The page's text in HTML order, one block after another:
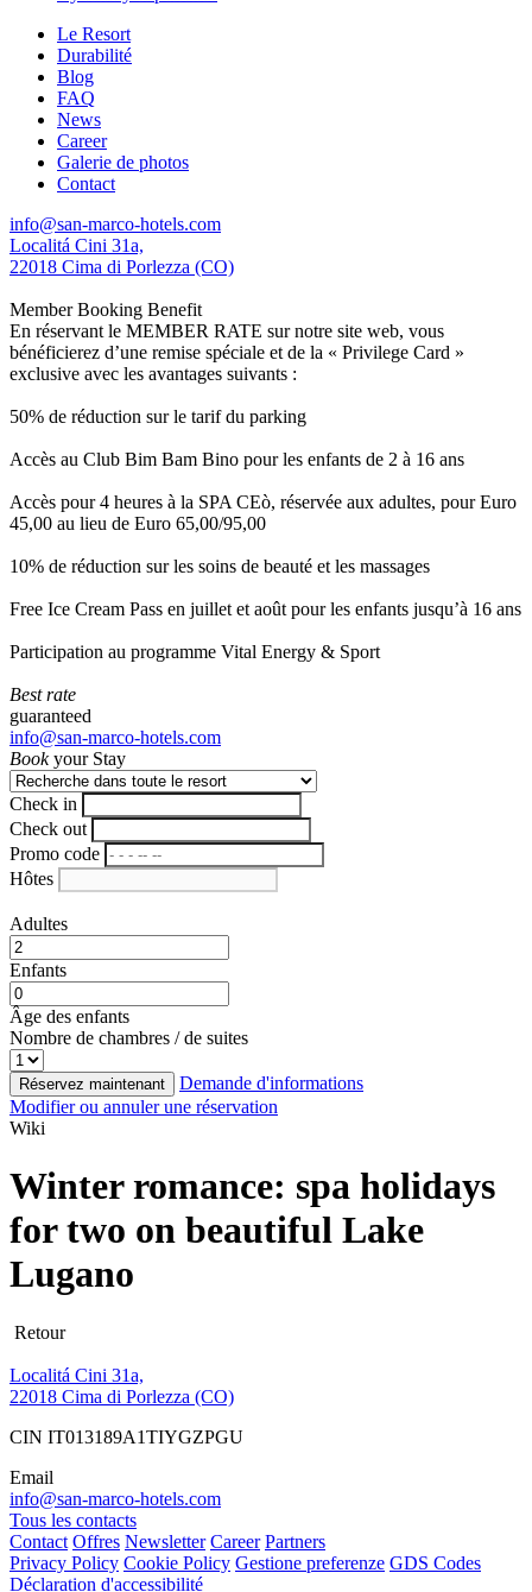
Le Resort
Durabilité
Blog
FAQ
News
Career
Galerie de photos
Contact
info@san-marco-hotels.com
Localitá Cini 31a,
22018 Cima di Porlezza (CO)
Member Booking Benefit
En réservant le MEMBER RATE sur notre site web, vous
bénéficierez d’une remise spéciale et de la « Privilege Card »
exclusive avec les avantages suivants :
50% de réduction sur le tarif du parking
Accès au Club Bim Bam Bino pour les enfants de 2 à 16 ans
Accès pour 4 heures à la SPA CEò, réservée aux adultes, pour Euro
45,00 au lieu de Euro 65,00/95,00
10% de réduction sur les soins de beauté et les massages
Free Ice Cream Pass en juillet et août pour les enfants jusqu’à 16 ans
Participation au programme Vital Energy & Sport
Best rate
guaranteed
info@san-marco-hotels.com
Bookyour Stay
Check in
Check out
Promo code
Hôtes
Adultes
Enfants
Âge des enfants
Nombre de chambres / de suites
Réservez maintenant
Demande d'informations
Modifier ou annuler une réservation
Wiki
Winter romance: spa holidays
for two on beautiful Lake
Lugano
Retour
Localitá Cini 31a,
22018 Cima di Porlezza (CO)
CIN IT013189A1TIYGZPGU
Email
info@san-marco-hotels.com
Tous les contacts
Contact Offres Newsletter Career Partners
Privacy Policy Cookie Policy Gestione preferenze GDS Codes
Déclaration d'accessibilité